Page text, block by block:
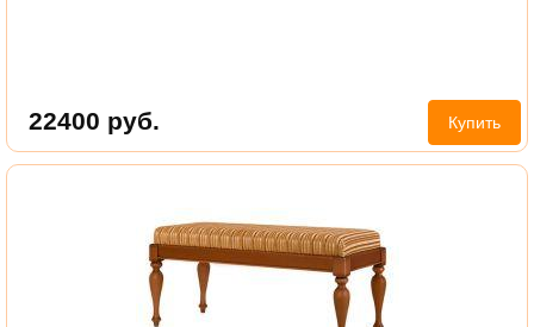
22400 руб. Купить